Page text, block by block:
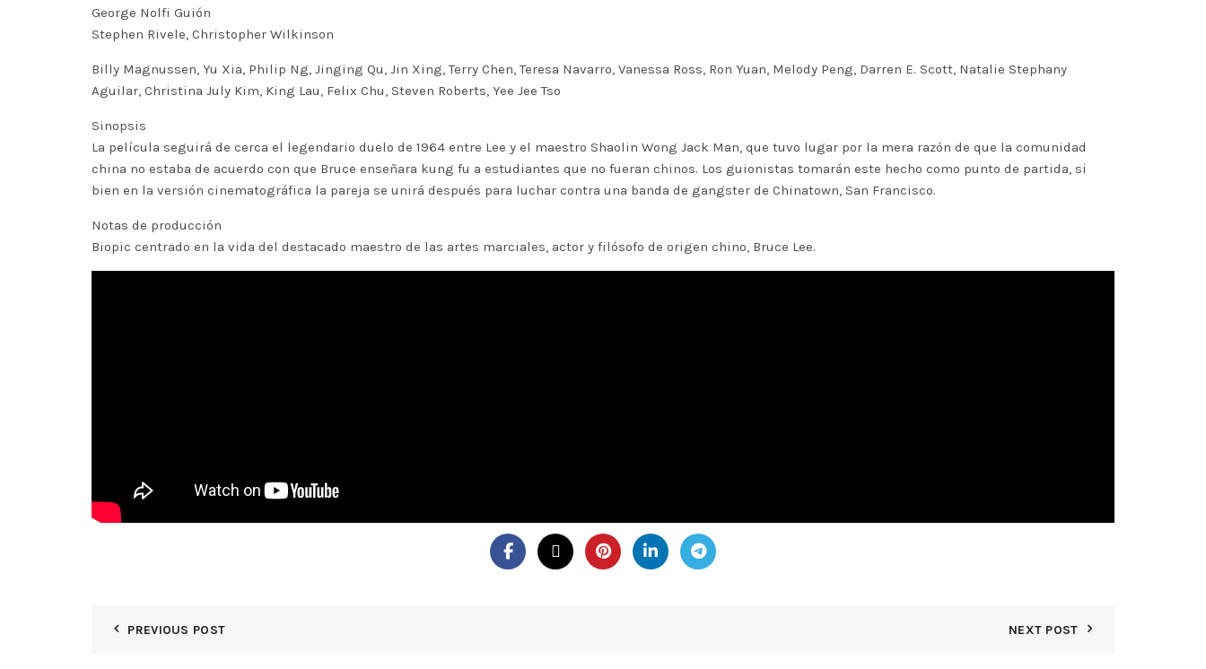
George Nolfi Guión
Stephen Rivele, Christopher Wilkinson
Billy Magnussen, Yu Xia, Philip Ng, Jinging Qu, Jin Xing, Terry Chen, Teresa Navarro, Vanessa Ross, Ron Yuan, Melody Peng, Darren E. Scott, Natalie Stephany
Aguilar, Christina July Kim, King Lau, Felix Chu, Steven Roberts, Yee Jee Tso
Sinopsis
La película seguirá de cerca el legendario duelo de 1964 entre Lee y el maestro Shaolin Wong Jack Man, que tuvo lugar por la mera razón de que la comunidad
china no estaba de acuerdo con que Bruce enseñara kung fu a estudiantes que no fueran chinos. Los guionistas tomarán este hecho como punto de partida, si
bien en la versión cinematográfica la pareja se unirá después para luchar contra una banda de gangster de Chinatown, San Francisco.
Notas de producción
Biopic centrado en la vida del destacado maestro de las artes marciales, actor y filósofo de origen chino, Bruce Lee.
PREVIOUS POST NEXT POST